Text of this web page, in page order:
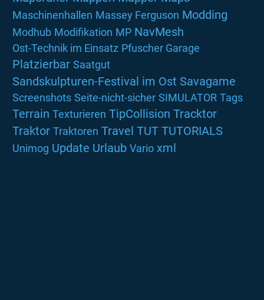
Maschinenhallen Massey Ferguson Modding
Modhub Modifikation MP NavMesh
Ost-Technik im Einsatz Pfuscher Garage
Platzierbar Saatgut
Sandskulpturen-Festival im Ost Savagame
Screenshots Seite-nicht-sicher SIMULATOR Tags
Terrain Texturieren TipCollision Tracktor
Traktor Traktoren Travel TUT TUTORIALS
Unimog Update Urlaub Vario xml